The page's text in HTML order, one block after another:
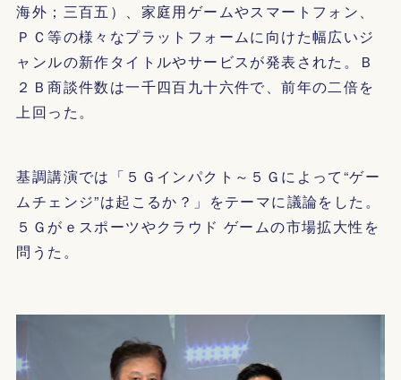
海外；三百五）、家庭用ゲームやスマートフォン、
ＰＣ等の様々なプラットフォームに向けた幅広いジ
ャンルの新作タイトルやサービスが発表された。Ｂ
２Ｂ商談件数は一千四百九十六件で、前年の二倍を
上回った。
基調講演では「５Ｇインパクト～５Ｇによって“ゲー
ムチェンジ”は起こるか？」をテーマに議論をした。
５Ｇがｅスポーツやクラウド ゲームの市場拡大性を
問うた。